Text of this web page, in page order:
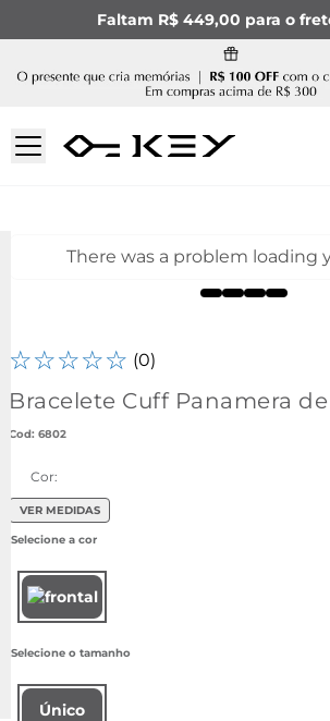
Faltam R$ 449,00 para o
There was a problem loading
☆☆☆☆☆ (0)
Bracelete Cuff Panamera
: 6802
Cor:
VER MEDIDAS
Único